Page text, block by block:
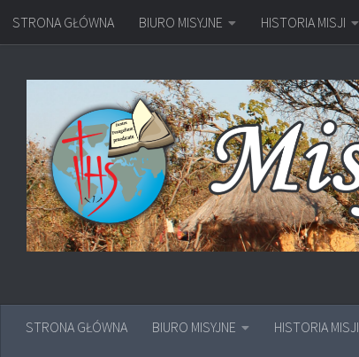
Przejdź do treści
STRONA GŁÓWNA BIURO MISYJNE HISTORIA MISJI
STRONA GŁÓWNA BIURO MISYJNE HISTORIA MISJI